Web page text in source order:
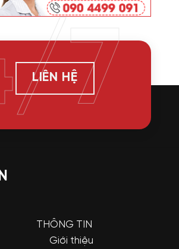
LIÊN HỆ7
THÔNG TIN
Giới thiệu